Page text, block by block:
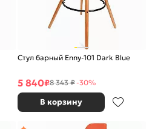
Стул барный Enny-101 Dark Blue
5 840₽8 343 ₽-30%
В корзину